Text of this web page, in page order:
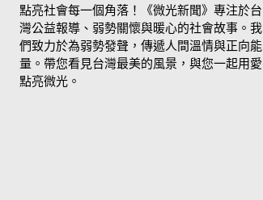
點亮社會每一個角落！《微光新聞》專注於台
灣公益報導、弱勢關懷與暖心的社會故事。我
們致力於為弱勢發聲，傳遞人間溫情與正向能
量。帶您看見台灣最美的風景，與您一起用愛
點亮微光。